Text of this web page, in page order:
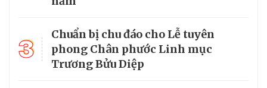
3
Chuẩn bị chu đáo cho Lễ tuyên
phong Chân phước Linh mục
Trương Bửu Diệp